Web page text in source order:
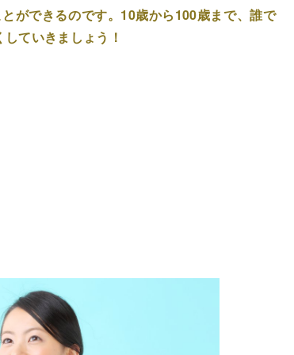
ができるのです。10歳から100歳まで、誰で
ていきましょう！